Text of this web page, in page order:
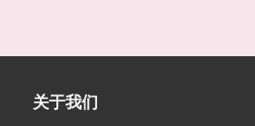
关于我们